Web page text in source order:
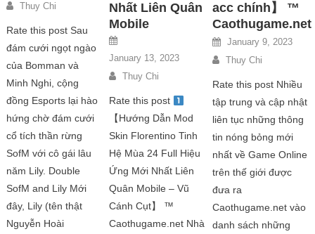
Thuy Chi
Rate this post Sau
đám cưới ngọt ngào
của Bomman và
Minh Nghi, cộng
đồng Esports lại hào
hứng chờ đám cưới
cổ tích thần rừng
SofM với cô gái lâu
năm Lily. Double
SofM and Lily Mới
đây, Lily (tên thật
Nguyễn Hoài
Nhất Liên Quân
Mobile
January 13, 2023
Thuy Chi
Rate this post
【Hướng Dẫn Mod
Skin Florentino Tinh
Hệ Mùa 24 Full Hiệu
Ứng Mới Nhất Liên
Quân Mobile – Vũ
Cánh Cụt】 ™
Caothugame.net Nhà
acc chính】 ™
Caothugame.net
January 9, 2023
Thuy Chi
Rate this post Nhiều
tập trung và cập nhật
liên tục những thông
tin nóng bỏng mới
nhất về Game Online
trên thế giới được
đưa ra
Caothugame.net vào
danh sách những